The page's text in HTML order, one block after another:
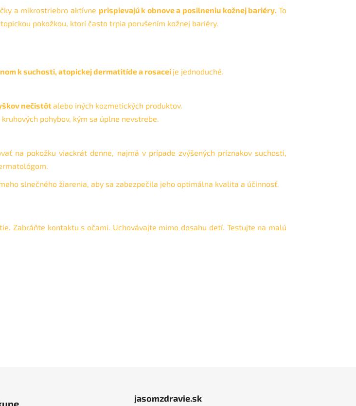
a mikrostriebro aktívne prispievajú k obnove a posilneniu kožnej bariéry.To
pokožkou, ktorí často trpia porušením kožnej bariéry.
k ​​suchosti, atopickej dermatitíde a rosacei je jednoduché.
nečistôtalebo iných kozmetických produktov.
pohybov, kým sa úplne nevstrebe.
na pokožku viackrát denne, najmä v prípade zvýšených príznakov suchosti,
slnečného žiarenia, aby sa zabezpečila jeho optimálna kvalita a účinnosť.
Zabráňte kontaktu s očami. Uchovávajte mimo dosahu detí. Testujte na malú
jasomzdravie.sk